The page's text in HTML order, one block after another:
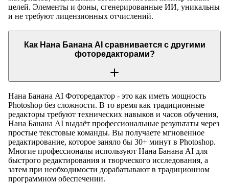
целей. Элементы и фоны, сгенерированные ИИ, уникальны
и не требуют лицензионных отчислений.
Как Нана Банана AI сравнивается с другими
фоторедакторами?
Нана Банана AI Фоторедактор - это как иметь мощность
Photoshop без сложности. В то время как традиционные
редакторы требуют технических навыков и часов обучения,
Нана Банана AI выдаёт профессиональные результаты через
простые текстовые команды. Вы получаете мгновенное
редактирование, которое заняло бы 30+ минут в Photoshop.
Многие профессионалы используют Нана Банана AI для
быстрого редактирования и творческого исследования, а
затем при необходимости дорабатывают в традиционном
программном обеспечении.